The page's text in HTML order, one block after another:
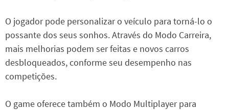
O jogador pode personalizar o veículo para torná-lo o
possante dos seus sonhos. Através do Modo Carreira,
mais melhorias podem ser feitas e novos carros
desbloqueados, conforme seu desempenho nas
competições.
O game oferece também o Modo Multiplayer para